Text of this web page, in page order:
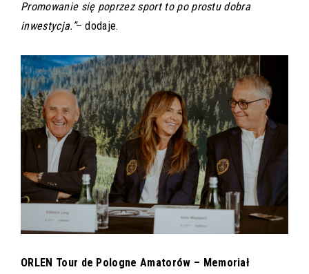
Promowanie się poprzez sport to po prostu dobra
inwestycja.”– dodaje.
ORLEN Tour de Pologne Amatorów – Memoriał